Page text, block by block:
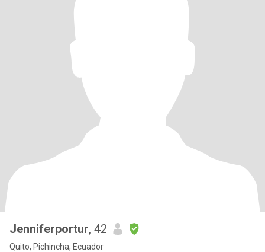
Jenniferportur, 42
Quito, Pichincha, Ecuador